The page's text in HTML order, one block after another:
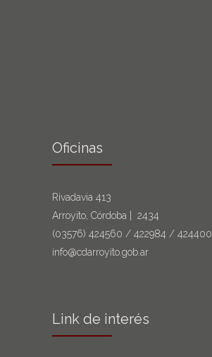
Oficinas
Rivadavia 413
Arroyito, Córdoba | 2434
(03576) 424560 / 422984 / 424400
info@cdarroyito.gob.ar
Link de interés